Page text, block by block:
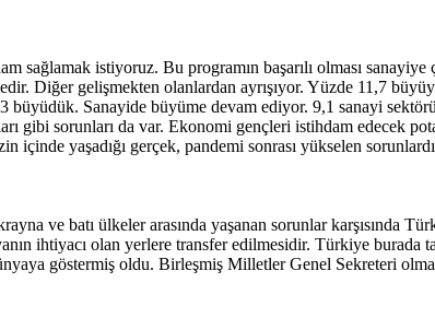
istiyoruz. Bu programın başarılı olması
Diğer gelişmekten olanlardan ayrışıyor. Yüzde 11,7
büyüdük. Sanayide büyüme devam ediyor. 9,1 sanayi
gibi sorunları da var. Ekonomi gençleri istihdam edecek
yaşadığı gerçek, pandemi sonrası yükselen
ve batı ülkeler arasında yaşanan sorunlar karşısında
ihtiyacı olan yerlere transfer edilmesidir. Türkiye burada
göstermiş oldu. Birleşmiş Milletler Genel Sekreteri